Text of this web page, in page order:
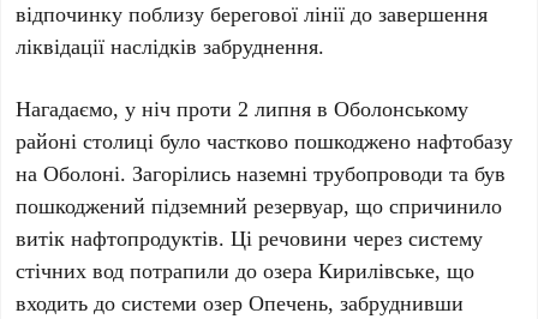
відпочинку поблизу берегової лінії до завершення
ліквідації наслідків забруднення.
Нагадаємо, у ніч проти2 липня вОболонському
районі столиці було частково пошкоджено нафтобазу
наОболоні. Загорілись наземні трубопроводи та був
пошкоджений підземний резервуар, що спричинило
витік нафтопродуктів. Ці речовини через систему
стічних вод потрапили доозера Кирилівське, що
входить до системиозер Опечень, забруднивши